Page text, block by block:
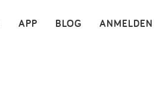
ANMELDEN
BLOG
APP ×